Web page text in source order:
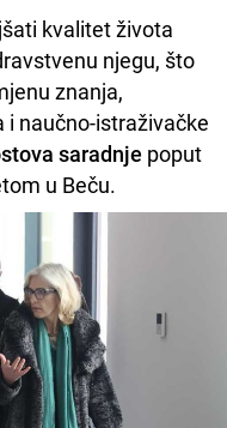
kvalitet života
njegu, što
znanja,
i naučno-istraživačke
saradnje poput
u Beču.